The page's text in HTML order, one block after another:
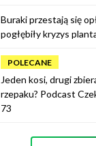
Buraki przestają się
pogłębiły kryzys
POLECANE
Jeden kosi, drugi
rzepaku? Podcast
73